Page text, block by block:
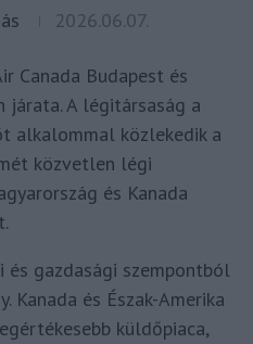
2026.06.07.
Canada Budapest és
A légitársaság a
alkalommal közlekedik a
közvetlen légi
és Kanada
gazdasági szempontból
és Észak-Amerika
küldőpiaca,